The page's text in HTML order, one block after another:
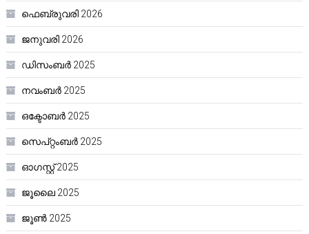
ഫെബ്രുവരി 2026
ജനുവരി 2026
ഡിസംബർ 2025
നവംബർ 2025
ഒക്ടോബർ 2025
സെപ്റ്റംബർ 2025
ഓഗസ്റ്റ്‌ 2025
ജൂലൈ 2025
ജൂൺ 2025